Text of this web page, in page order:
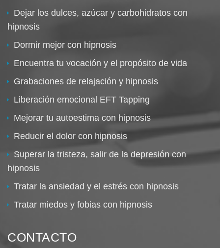
Dejar los dulces, azúcar y carbohidratos con
hipnosis
Dormir mejor con hipnosis
Encuentra tu vocación y el propósito de vida
Grabaciones de relajación y hipnosis
Liberación emocional EFT Tapping
Mejorar tu autoestima con hipnosis
Reducir el dolor con hipnosis
Superar la tristeza, salir de la depresión con
hipnosis
Tratar la ansiedad y el estrés con hipnosis
Tratar miedos y fobias con hipnosis
CONTACTO